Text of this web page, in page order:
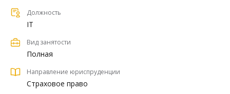
Должность
IT
Вид занятости
Полная
Направление юриспруденции
Страховое право